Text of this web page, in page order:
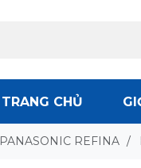
TRANG CHỦ
PANASONIC REFINA /